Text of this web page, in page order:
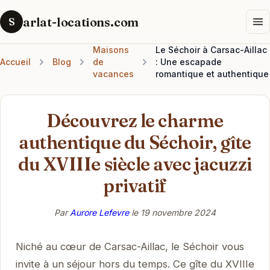
S arlat-locations.com
Accueil Blog
Maisons
de
vacances
Le Séchoir à Carsac-Aillac
: Une escapade
romantique et authentique
Découvrez le charme
authentique du Séchoir, gîte
du XVIIIe siècle avec jacuzzi
privatif
ParAurore Lefevrele 19 novembre 2024
Niché au cœur de Carsac-Aillac, le Séchoir vous
invite à un séjour hors du temps. Ce gîte du XVIIIe